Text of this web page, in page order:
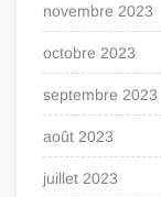
novembre 2023
octobre 2023
septembre 2023
août 2023
juillet 2023